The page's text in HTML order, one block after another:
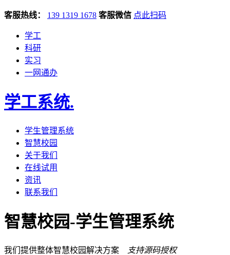
客服热线： 139 1319 1678 客服微信 点此扫码
学工
科研
实习
一网通办
学工系统.
学生管理系统
智慧校园
关于我们
在线试用
资讯
联系我们
智慧校园-学生管理系统
我们提供整体智慧校园解决方案 支持源码授权